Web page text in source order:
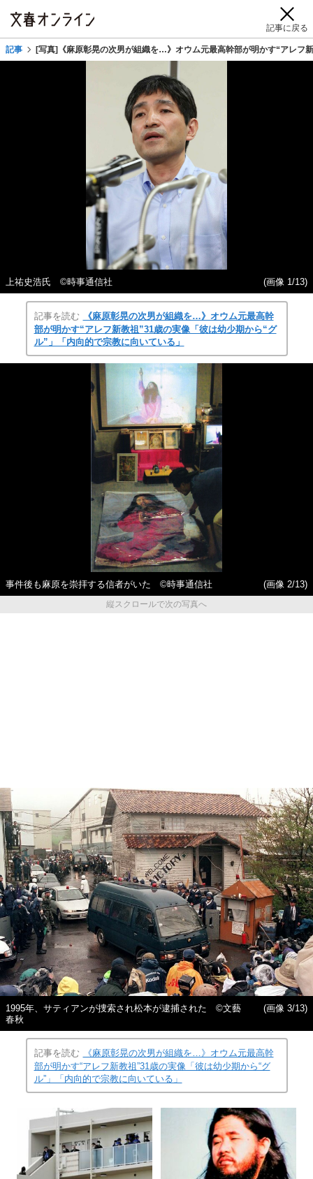
記事に戻る
記事 [写真]《麻原彰晃の次男が組織を…》オウム元最高幹部が明かす“アレフ
上祐史浩氏 ©時事通信社 (画像 1/13)
記事を読む
《麻原彰晃の次男が組織を…》オウム元最高幹
部が明かす“アレフ新教祖”31歳の実像「彼は幼少期から“グ
ル”」「内向的で宗教に向いている」
事件後も麻原を崇拝する信者がいた ©時事通信社
(画像 2/13)
縦スクロールで次の写真へ
1995年、サティアンが捜索され松本が逮捕された ©文藝
春秋
(画像 3/13)
記事を読む
《麻原彰晃の次男が組織を…》オウム元最高幹
部が明かす“アレフ新教祖”31歳の実像「彼は幼少期から“グ
ル”」「内向的で宗教に向いている」